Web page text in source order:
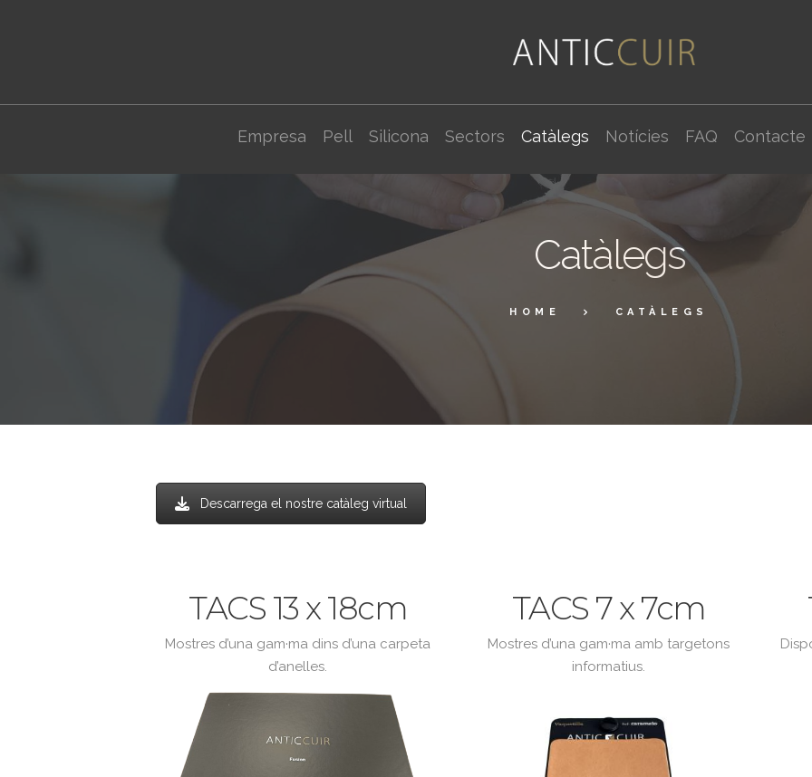
Empresa Pell Silicona Sectors Catàlegs Notícies FAQ Contacte
Catàlegs
HOME CATÀLEGS
Descarrega el nostre catàleg virtual
TACS 13 x 18cm
Mostres d’una gam·ma dins d’una carpeta
d’anelles.
TACS 7 x 7cm
Mostres d’una gam·ma amb targetons
informatius.